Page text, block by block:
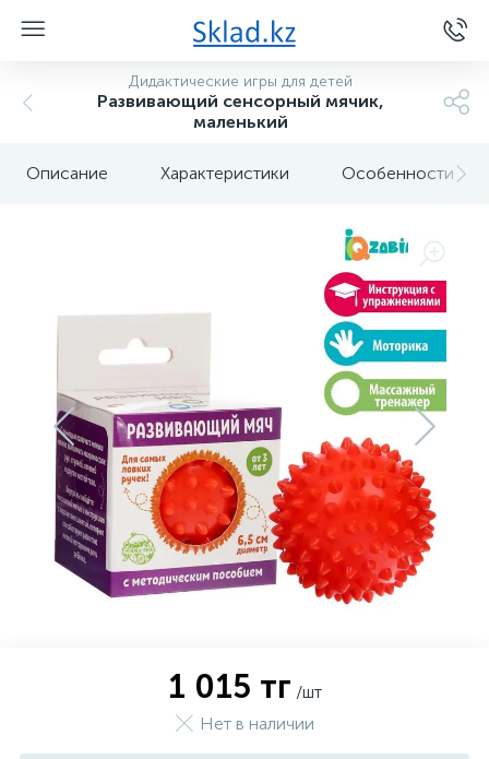
Дидактические игры для детей
Развивающий сенсорный мячик,
маленький
Описание Характеристики Особенности
1 015 тг /шт
Нет в наличии